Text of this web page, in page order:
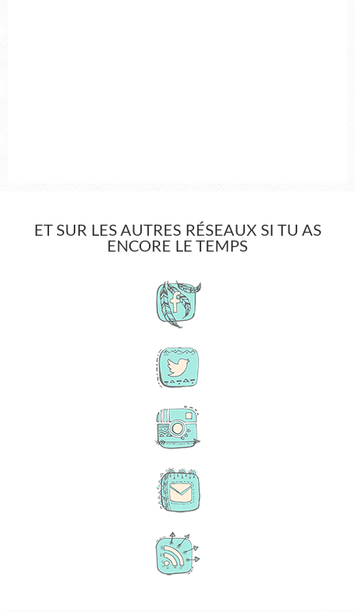
ET SUR LES AUTRES RÉSEAUX SI TU AS
ENCORE LE TEMPS